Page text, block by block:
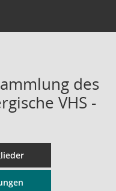
des
VHS -